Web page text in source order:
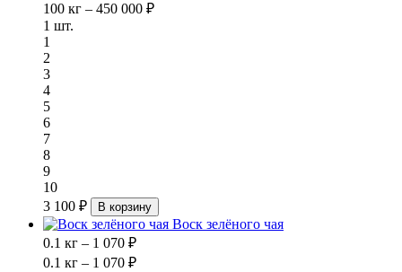
100 кг – 450 000 ₽
1 шт.
1
2
3
4
5
6
7
8
9
10
3 100 ₽
В корзину
Воск зелёного чая
0.1 кг – 1 070 ₽
0.1 кг – 1 070 ₽